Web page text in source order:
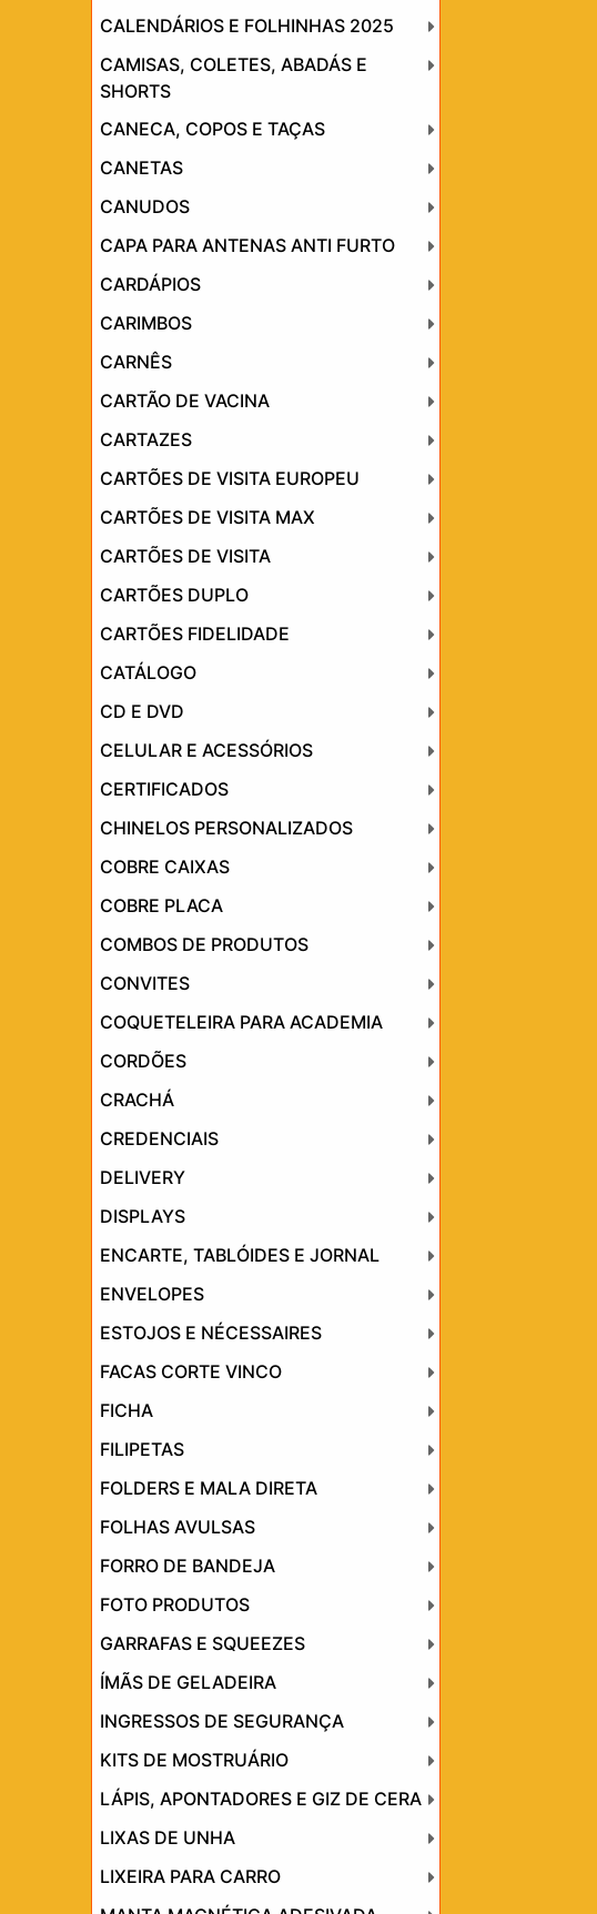
CALENDÁRIOS E FOLHINHAS 2025
CAMISAS, COLETES, ABADÁS E
SHORTS
CANECA, COPOS E TAÇAS
CANETAS
CANUDOS
CAPA PARA ANTENAS ANTI FURTO
CARDÁPIOS
CARIMBOS
CARNÊS
CARTÃO DE VACINA
CARTAZES
CARTÕES DE VISITA EUROPEU
CARTÕES DE VISITA MAX
CARTÕES DE VISITA
CARTÕES DUPLO
CARTÕES FIDELIDADE
CATÁLOGO
CD E DVD
CELULAR E ACESSÓRIOS
CERTIFICADOS
CHINELOS PERSONALIZADOS
COBRE CAIXAS
COBRE PLACA
COMBOS DE PRODUTOS
CONVITES
COQUETELEIRA PARA ACADEMIA
CORDÕES
CRACHÁ
CREDENCIAIS
DELIVERY
DISPLAYS
ENCARTE, TABLÓIDES E JORNAL
ENVELOPES
ESTOJOS E NÉCESSAIRES
FACAS CORTE VINCO
FICHA
FILIPETAS
FOLDERS E MALA DIRETA
FOLHAS AVULSAS
FORRO DE BANDEJA
FOTO PRODUTOS
GARRAFAS E SQUEEZES
ÍMÃS DE GELADEIRA
INGRESSOS DE SEGURANÇA
KITS DE MOSTRUÁRIO
LÁPIS, APONTADORES E GIZ DE CERA
LIXAS DE UNHA
LIXEIRA PARA CARRO